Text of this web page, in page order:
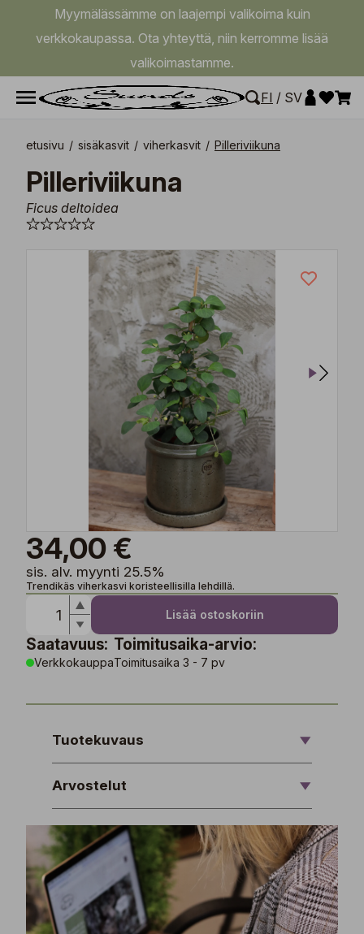
Myymälässämme on laajempi valikoima kuin
verkkokaupassa. Ota yhteyttä, niin kerromme lisää
valikoimastamme.
FI / SV
etusivu / sisäkasvit / viherkasvit / Pilleriviikuna
Pilleriviikuna
Ficus deltoidea
34,00 €
sis. alv. myynti 25.5%
Trendikäs viherkasvi koristeellisilla lehdillä.
Lisää ostoskoriin
Saatavuus:
Verkkokauppa
Toimitusaika-arvio:
Toimitusaika 3 - 7 pv
Tuotekuvaus
Arvostelut